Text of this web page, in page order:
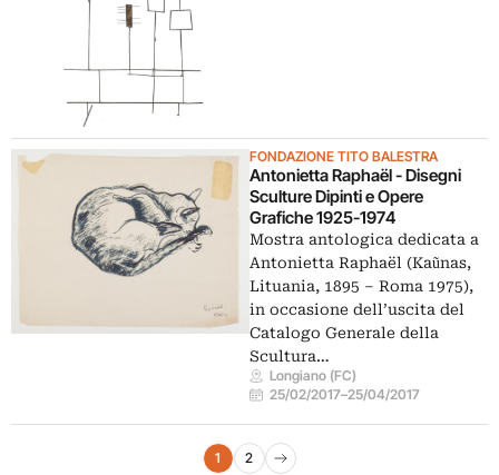
FONDAZIONE TITO BALESTRA
Antonietta Raphaël - Disegni
Sculture Dipinti e Opere
Grafiche 1925-1974
Mostra antologica dedicata a
Antonietta Raphaël (Kaũnas,
Lituania, 1895 – Roma 1975),
in occasione dell’uscita del
Catalogo Generale della
Scultura…
Longiano (FC)
25/02/2017–25/04/2017
Navigazione eventi1 2
Pagina successiva